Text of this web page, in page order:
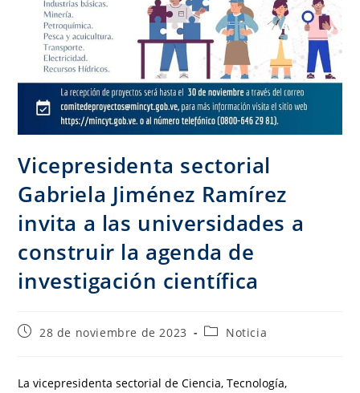
Vicepresidenta sectorial
Gabriela Jiménez Ramírez
invita a las universidades a
construir la agenda de
investigación científica
28 de noviembre de 2023 Noticia
La vicepresidenta sectorial de Ciencia, Tecnología,